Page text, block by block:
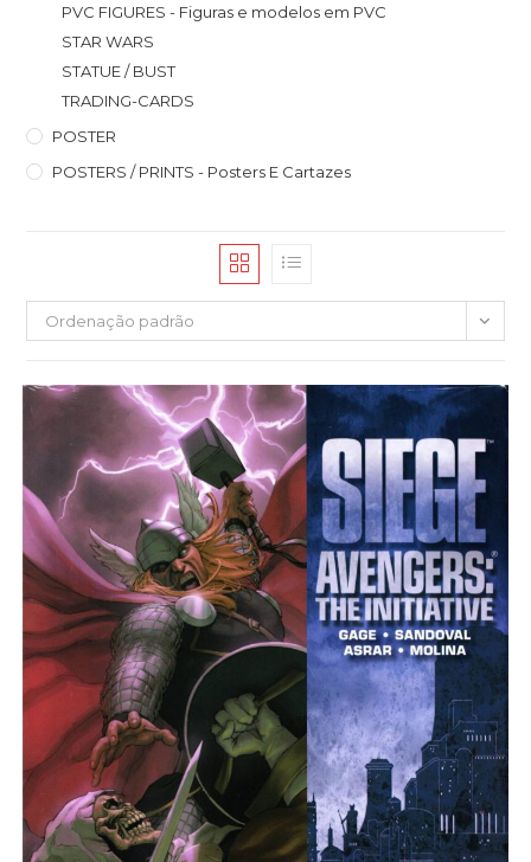
PVC FIGURES - Figuras e modelos em PVC
STAR WARS
STATUE / BUST
TRADING-CARDS
POSTER
POSTERS / PRINTS - Posters E Cartazes
Ordenação padrão